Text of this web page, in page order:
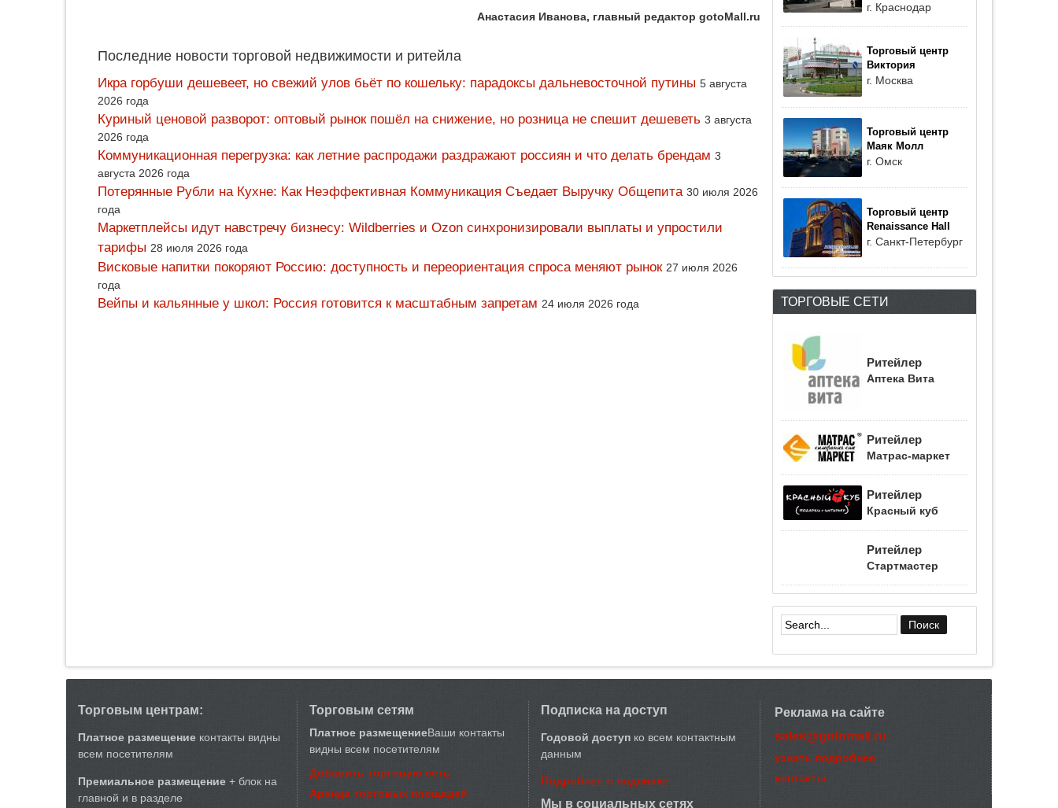
Анастасия Иванова, главный редактор gotoMall.ru
Последние новости торговой недвижимости и ритейла
Икра горбуши дешевеет, но свежий улов бьёт по кошельку: парадоксы дальневосточной путины 5 августа
2026 года
Куриный ценовой разворот: оптовый рынок пошёл на снижение, но розница не спешит дешеветь 3 августа
2026 года
Коммуникационная перегрузка: как летние распродажи раздражают россиян и что делать брендам 3
августа 2026 года
Потерянные Рубли на Кухне: Как Неэффективная Коммуникация Съедает Выручку Общепита 30 июля 2026
года
Маркетплейсы идут навстречу бизнесу: Wildberries и Ozon синхронизировали выплаты и упростили
тарифы 28 июля 2026 года
Висковые напитки покоряют Россию: доступность и переориентация спроса меняют рынок 27 июля 2026
года
Вейпы и кальянные у школ: Россия готовится к масштабным запретам 24 июля 2026 года
г. Краснодар
Торговый центр
Виктория
г. Москва
Торговый центр
Маяк Молл
г. Омск
Торговый центр
Renaissance Hall
г. Санкт-Петербург
ТОРГОВЫЕ СЕТИ
Ритейлер
Аптека Вита
Ритейлер
Матрас-маркет
Ритейлер
Красный куб
Ритейлер
Стартмастер
Форма поиска
Торговым центрам:
Платное размещение контакты видны
всем посетителям
Премиальное размещение + блок на
главной и в разделе
Торговым сетям
Платное размещениеВаши контакты
видны всем посетителям
Добавить торговую сеть
Аренда торговых площадей
Подписка на доступ
Годовой доступ ко всем контактным
данным
Подробнее о подписке
Мы в социальных сетях
Реклама на сайте
sales@gotomall.ru
узнать подробнее
контакты